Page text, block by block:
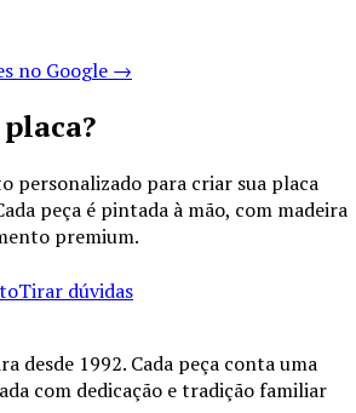
no Google →
personalizado para criar sua placa
peça é pintada à mão, com madeira
premium.
Tirar dúvidas
desde 1992. Cada peça conta uma
com dedicação e tradição familiar